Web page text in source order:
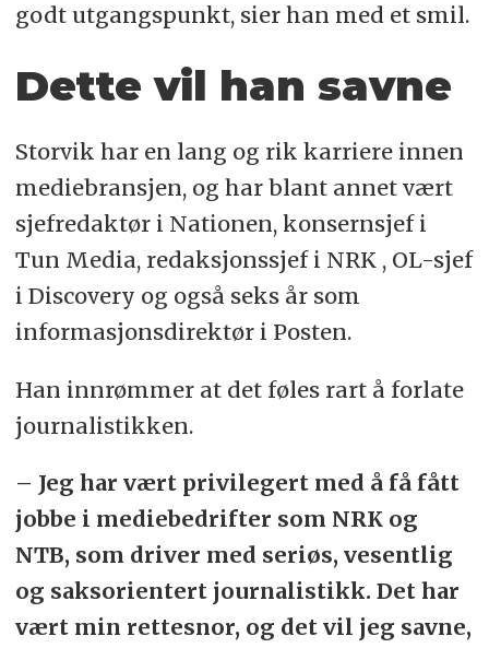
godt utgangspunkt, sier han med et smil.
Dette vil han savne
Storvik har en lang og rik karriere innen
mediebransjen, og har blant annet vært
sjefredaktør i Nationen, konsernsjef i
Tun Media, redaksjonssjef i NRK , OL-sjef
i Discovery og også seks år som
informasjonsdirektør i Posten.
Han innrømmer at det føles rart å forlate
journalistikken.
– Jeg har vært privilegert med å få fått
jobbe i mediebedrifter som NRK og
NTB, som driver med seriøs, vesentlig
og saksorientert journalistikk. Det har
vært min rettesnor, og det vil jeg savne,